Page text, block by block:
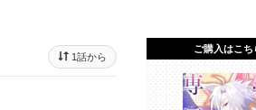
1話から
ご購入はこち